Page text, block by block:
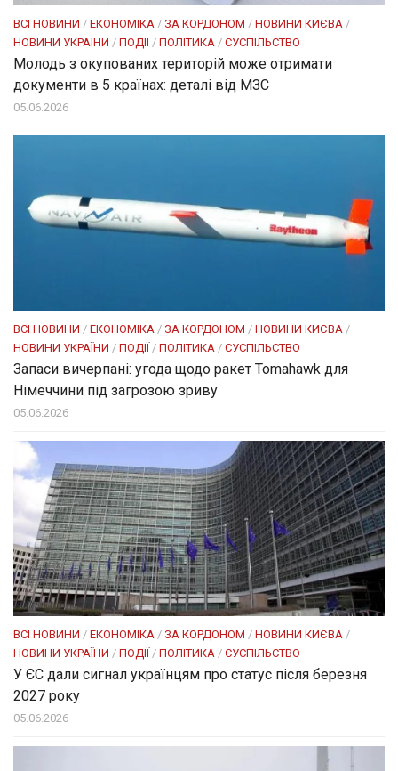
ВСІ НОВИНИ / ЕКОНОМІКА / ЗА КОРДОНОМ / НОВИНИ КИЄВА /
НОВИНИ УКРАЇНИ / ПОДІЇ / ПОЛІТИКА / СУСПІЛЬСТВО
Молодь з окупованих територій може отримати
документи в 5 країнах: деталі від МЗС
05.06.2026
ВСІ НОВИНИ / ЕКОНОМІКА / ЗА КОРДОНОМ / НОВИНИ КИЄВА /
НОВИНИ УКРАЇНИ / ПОДІЇ / ПОЛІТИКА / СУСПІЛЬСТВО
Запаси вичерпані: угода щодо ракет Tomahawk для
Німеччини під загрозою зриву
05.06.2026
ВСІ НОВИНИ / ЕКОНОМІКА / ЗА КОРДОНОМ / НОВИНИ КИЄВА /
НОВИНИ УКРАЇНИ / ПОДІЇ / ПОЛІТИКА / СУСПІЛЬСТВО
У ЄС дали сигнал українцям про статус після березня
2027 року
05.06.2026